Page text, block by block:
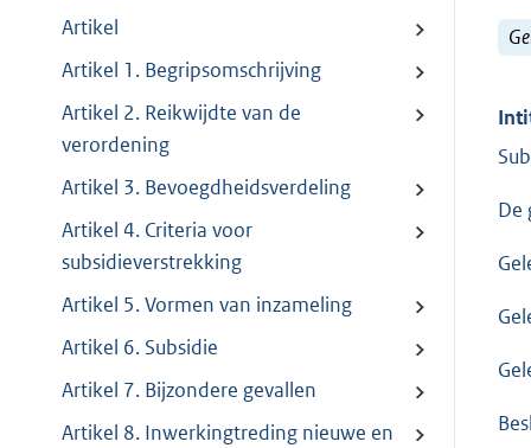
Artikel
Artikel 1. Begripsomschrijving
Artikel 2. Reikwijdte van de
verordening
Artikel 3. Bevoegdheidsverdeling
Artikel 4. Criteria voor
subsidieverstrekking
Artikel 5. Vormen van inzameling
Artikel 6. Subsidie
Artikel 7. Bijzondere gevallen
Artikel 8. Inwerkingtreding nieuwe en
De